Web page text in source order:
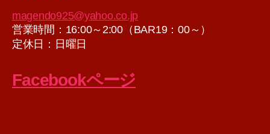
magendo925@yahoo.co.jp
営業時間：16:00～2:00（BAR19：00～）
定休日：日曜日
Facebookページ